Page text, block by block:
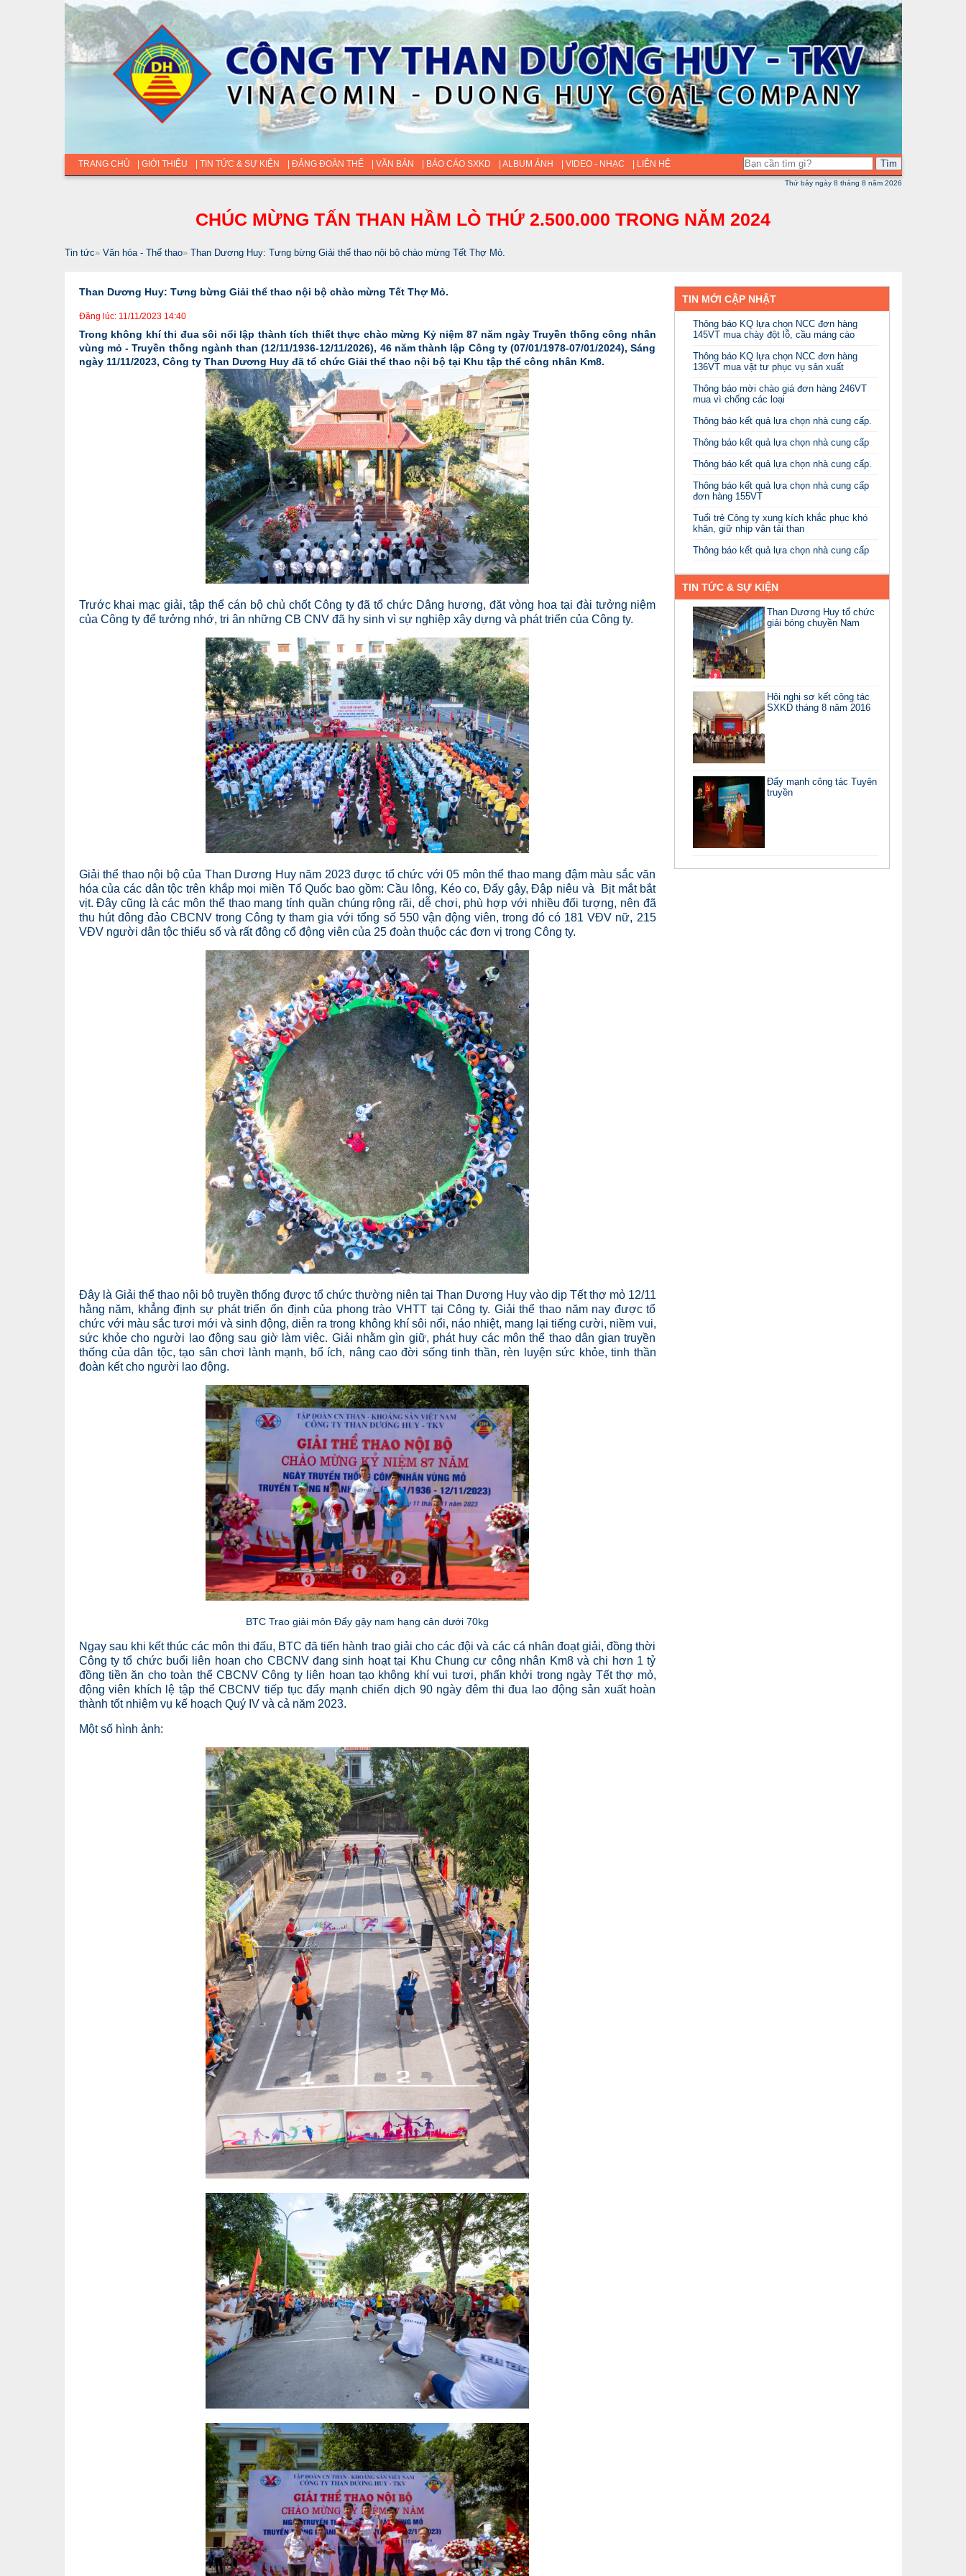
TRANG CHỦ | GIỚI THIỆU | TIN TỨC & SỰ KIỆN | ĐẢNG ĐOÀN THỂ | VĂN BẢN | BÁO CÁO SXKD | ALBUM ẢNH | VIDEO - NHẠC | LIÊN HỆ Tìm
Thứ bảy ngày 8 tháng 8 năm 2026
CHÚC MỪNG TẤN THAN HẦM LÒ THỨ 2.500.000 TRONG NĂM 2024
Tin tức» Văn hóa - Thế thao» Than Dương Huy: Tưng bừng Giải thể thao nội bộ chào mừng Tết Thợ Mỏ.
Than Dương Huy: Tưng bừng Giải thể thao nội bộ chào mừng Tết Thợ Mỏ.
Đăng lúc: 11/11/2023 14:40
Trong không khí thi đua sôi nổi lập thành tích thiết thực chào mừng Kỷ niệm 87 năm ngày Truyền thống công nhân
vùng mỏ - Truyền thống ngành than (12/11/1936-12/11/2026), 46 năm thành lập Công ty (07/01/1978-07/01/2024), Sáng
ngày 11/11/2023, Công ty Than Dương Huy đã tổ chức Giải thể thao nội bộ tại Khu tập thể công nhân Km8.
Trước khai mạc giải, tập thể cán bộ chủ chốt Công ty đã tổ chức Dâng hương, đặt vòng hoa tại đài tưởng niệm
của Công ty để tưởng nhớ, tri ân những CB CNV đã hy sinh vì sự nghiệp xây dựng và phát triển của Công ty.
Giải thể thao nội bộ của Than Dương Huy năm 2023 được tổ chức với 05 môn thể thao mang đậm màu sắc văn
hóa của các dân tộc trên khắp mọi miền Tổ Quốc bao gồm: Cầu lông, Kéo co, Đẩy gậy, Đập niêu và Bịt mắt bắt
vịt. Đây cũng là các môn thể thao mang tính quần chúng rộng rãi, dễ chơi, phù hợp với nhiều đối tượng, nên đã
thu hút đông đảo CBCNV trong Công ty tham gia với tổng số 550 vận động viên, trong đó có 181 VĐV nữ, 215
VĐV người dân tộc thiểu số và rất đông cổ động viên của 25 đoàn thuộc các đơn vị trong Công ty.
Đây là Giải thể thao nội bộ truyền thống được tổ chức thường niên tại Than Dương Huy vào dịp Tết thợ mỏ 12/11
hằng năm, khẳng định sự phát triển ổn định của phong trào VHTT tại Công ty. Giải thể thao năm nay được tổ
chức với màu sắc tươi mới và sinh động, diễn ra trong không khí sôi nổi, náo nhiệt, mang lại tiếng cười, niềm vui,
sức khỏe cho người lao động sau giờ làm việc. Giải nhằm gìn giữ, phát huy các môn thể thao dân gian truyền
thống của dân tộc, tạo sân chơi lành mạnh, bổ ích, nâng cao đời sống tinh thần, rèn luyện sức khỏe, tinh thần
đoàn kết cho người lao động.
BTC Trao giải môn Đẩy gậy nam hạng cân dưới 70kg
Ngay sau khi kết thúc các môn thi đấu, BTC đã tiến hành trao giải cho các đội và các cá nhân đoạt giải, đồng thời
Công ty tổ chức buổi liên hoan cho CBCNV đang sinh hoạt tại Khu Chung cư công nhân Km8 và chi hơn 1 tỷ
đồng tiền ăn cho toàn thể CBCNV Công ty liên hoan tạo không khí vui tươi, phấn khởi trong ngày Tết thợ mỏ,
động viên khích lệ tập thể CBCNV tiếp tục đẩy mạnh chiến dịch 90 ngày đêm thi đua lao động sản xuất hoàn
thành tốt nhiệm vụ kế hoạch Quý IV và cả năm 2023.
Một số hình ảnh:
TIN MỚI CẬP NHẬT
Thông báo KQ lựa chọn NCC đơn hàng
145VT mua chày đột lỗ, cầu máng cào
Thông báo KQ lựa chọn NCC đơn hàng
136VT mua vật tư phục vụ sản xuất
Thông báo mời chào giá đơn hàng 246VT
mua vì chống các loại
Thông báo kết quả lựa chọn nhà cung cấp.
Thông báo kết quả lựa chọn nhà cung cấp
Thông báo kết quả lựa chọn nhà cung cấp.
Thông báo kết quả lựa chọn nhà cung cấp
đơn hàng 155VT
Tuổi trẻ Công ty xung kích khắc phục khó
khăn, giữ nhịp vận tải than
Thông báo kết quả lựa chọn nhà cung cấp
TIN TỨC & SỰ KIỆN
Than Dương Huy tổ chức
giải bóng chuyền Nam
Hội nghị sơ kết công tác
SXKD tháng 8 năm 2016
Đẩy mạnh công tác Tuyên
truyền